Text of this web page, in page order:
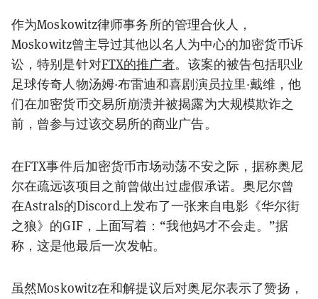
作为Moskowitz律师事务所的管理合伙人，
Moskowitz曾主导过其他以名人为中心的加密货币诉
讼，特别是针对FTX的推广者。该案的被告包括职业
足球传奇人物汤姆·布雷迪和喜剧演员拉里·戴维，他
们在加密货币交易所崩溃并被揭露为大规模欺诈之
前，曾参与过该交易所的商业广告。
在FTX事件后加密货币市场动荡不安之际，据称奥尼
尔在疏远该项目之前曾做出过虚假承诺。奥尼尔曾
在Astrals的Discord上发布了一张来自电影《华尔街
之狼》的GIF，上面写着：“我他妈才不会走。”据
称，这是他最后一次发帖。
虽然Moskowitz在和解提议后对奥尼尔表示了赞扬，